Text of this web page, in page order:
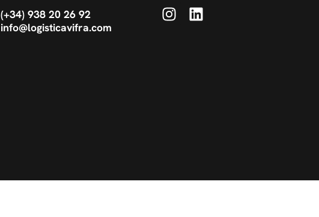
(+34) 938 20 26 92
info@logisticavifra.com